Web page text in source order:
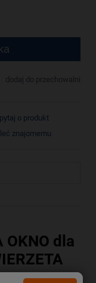
dodaj do przechowalni
o produkt
znajomemu
OKNO dla